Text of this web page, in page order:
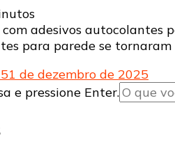
adesivos autocolantes
para parede se
1 de dezembro de 2025
e pressione Enter.